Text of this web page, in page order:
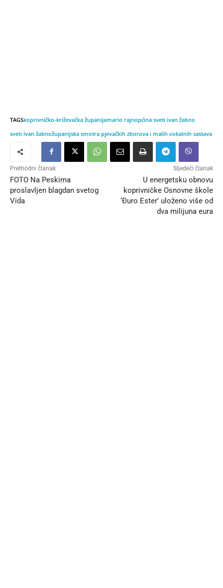
TAGSkoprivničko-križevačka županijamario rajnopćina sveti ivan žabno
sveti ivan žabnožupanijska smotra pjevačkih zborova i malih vokalnih sastava
Prethodni članak
FOTO Na Peskima
proslavljen blagdan svetog
Vida
Sljedeći članak
U energetsku obnovu
koprivničke Osnovne škole
‘Đuro Ester’ uloženo više od
dva milijuna eura